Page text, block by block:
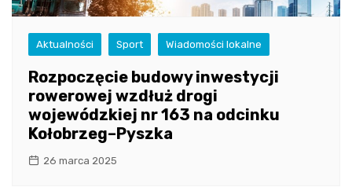
Aktualności Sport Wiadomości lokalne
Rozpoczęcie budowy inwestycji
rowerowej wzdłuż drogi
wojewódzkiej nr 163 na odcinku
Kołobrzeg–Pyszka
26 marca 2025